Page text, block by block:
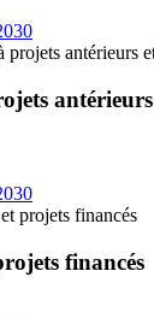
projets antérieurs
projets financés
financés